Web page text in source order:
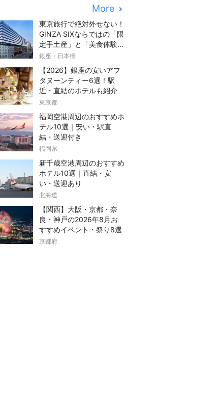
More
東京旅行で絶対外せない！
GINZA SIXならではの「限
定手土産」と「美食体験」
完全ガイド
銀座・日本橋
【2026】銀座の安いアフ
タヌーンティー6選！駅
近・直結のホテルも紹介
東京都
福岡空港周辺のおすすめホ
テル10選｜安い・駅直
結・送迎付き
福岡県
新千歳空港周辺のおすすめ
ホテル10選｜直結・安
い・送迎あり
北海道
【関西】大阪・京都・奈
良・神戸の2026年8月お
すすめイベント・祭り8選
京都府